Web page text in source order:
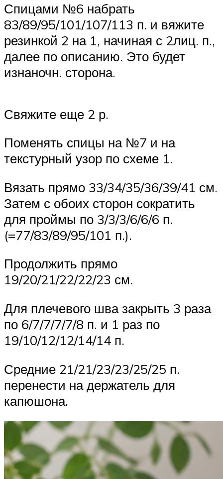
Спицами №6 набрать
83/89/95/101/107/113 п. и вяжите
резинкой 2 на 1, начиная с 2лиц. п.,
далее по описанию. Это будет
изнаночн. сторона.
Свяжите еще 2 р.
Поменять спицы на №7 и на
текстурный узор по схеме 1.
Вязать прямо 33/34/35/36/39/41 см.
Затем с обоих сторон сократить
для проймы по 3/3/3/6/6/6 п.
(=77/83/89/95/101 п.).
Продолжить прямо
19/20/21/22/22/23 см.
Для плечевого шва закрыть 3 раза
по 6/7/7/7/7/8 п. и 1 раз по
19/10/12/12/14/14 п.
Средние 21/21/23/23/25/25 п.
перенести на держатель для
капюшона.